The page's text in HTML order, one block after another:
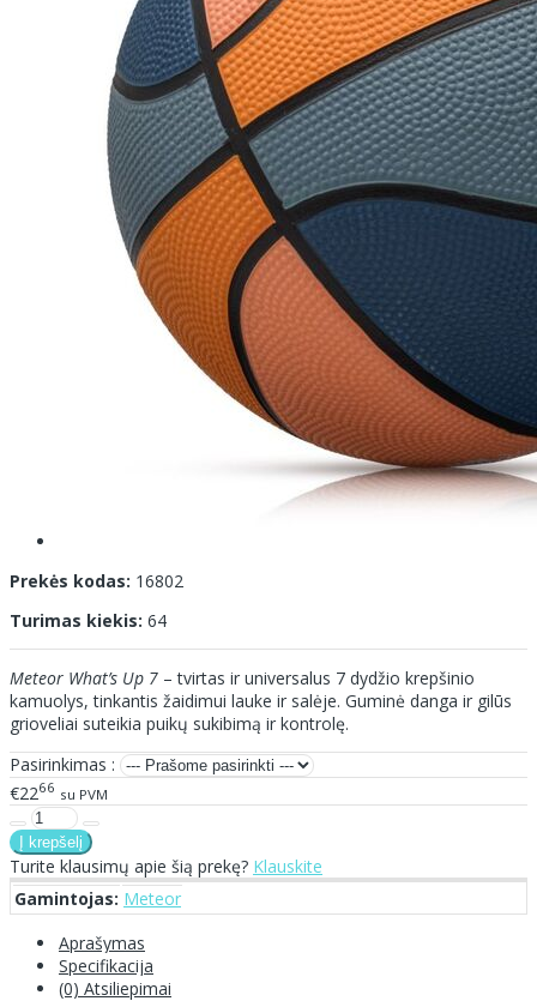
Prekės kodas: 16802
Turimas kiekis: 64
Meteor What’s Up 7 – tvirtas ir universalus 7 dydžio krepšinio
kamuolys, tinkantis žaidimui lauke ir salėje. Guminė danga ir gilūs
grioveliai suteikia puikų sukibimą ir kontrolę.
Pasirinkimas :
€2266 su PVM
Turite klausimų apie šią prekę? Klauskite
Gamintojas: Meteor
Aprašymas
Specifikacija
(0) Atsiliepimai